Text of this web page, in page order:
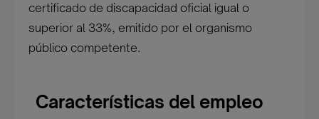
certificado de discapacidad oficial igual o
superior al 33%, emitido por el organismo
público competente.
Características del empleo